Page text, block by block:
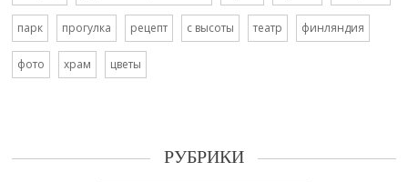
парк прогулка рецепт с высоты театр финляндия
фото храм цветы
РУБРИКИ